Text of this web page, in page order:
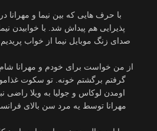
با حرف هایی که بین نیما و
پذیرایی هم پیداش شد. با خوابیدن
از من خواست برای خودم و مهرانا
گرفتم برگشتم خونه. تو سکوت
اومدن لوکاس و جولیا به ویلا
مهرانا توسط یه مرد سن بالای